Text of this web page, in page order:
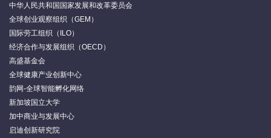
中华人民共和国国家发展和改革委员会
全球创业观察组织（GEM）
国际劳工组织（ILO）
经济合作与发展组织（OECD）
高盛基金会
全球健康产业创新中心
韵网-全球智能孵化网络
新加坡国立大学
加中商业与发展中心
启迪创新研究院